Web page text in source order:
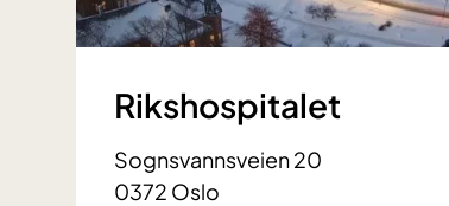
Rikshospitalet
Sognsvannsveien 20
0372 Oslo